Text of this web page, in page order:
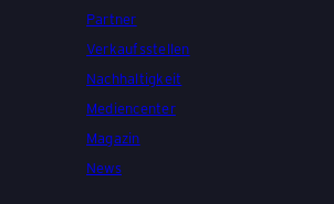
Partner
Verkaufsstellen
Nachhaltigkeit
Mediencenter
Magazin
News